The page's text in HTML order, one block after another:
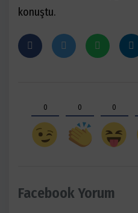
konuştu.
0 0 0
Facebook Yorum